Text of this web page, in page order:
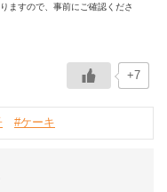
ますので、事前にご確認くださ
+7
#ケーキ